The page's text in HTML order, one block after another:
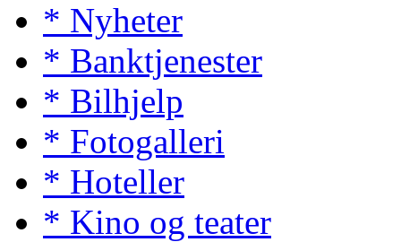
* Nyheter
* Banktjenester
* Bilhjelp
* Fotogalleri
* Hoteller
* Kino og teater